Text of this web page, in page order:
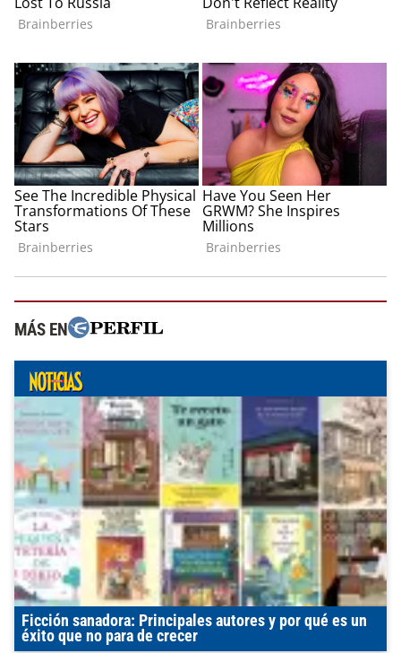
MÁS EN
Ficción sanadora: Principales autores y por qué es un
éxito que no para de crecer